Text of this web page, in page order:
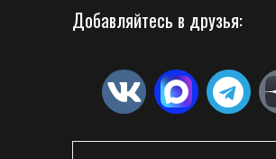
Добавляйтесь в друзья: